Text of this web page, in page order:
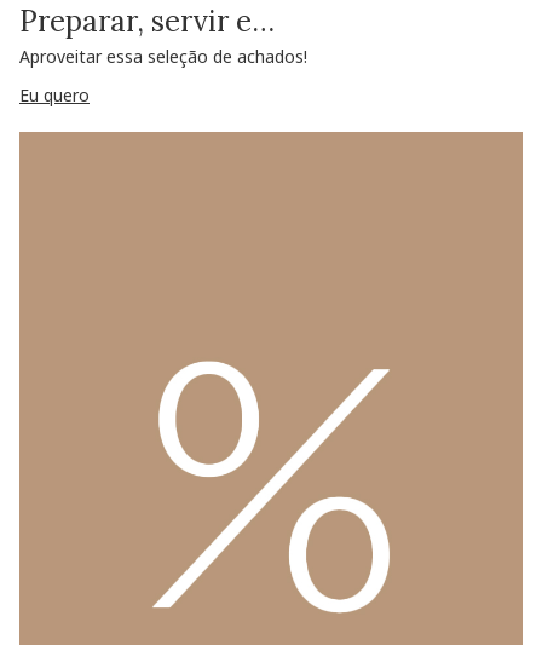
Preparar, servir e…
Aproveitar essa seleção de achados!
Eu quero